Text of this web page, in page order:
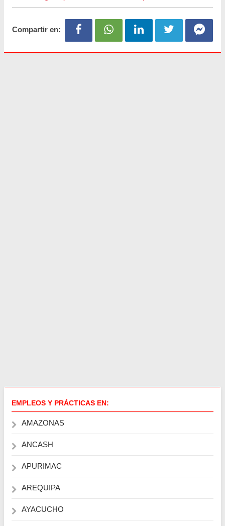
Compartir en:
EMPLEOS Y PRÁCTICAS EN:
AMAZONAS
ANCASH
APURIMAC
AREQUIPA
AYACUCHO